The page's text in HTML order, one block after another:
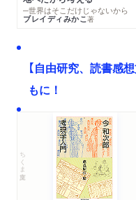
─世界はそこだけじゃないから
ブレイディみかこ著
【自由研究、読書感
もに！
ちくま文庫